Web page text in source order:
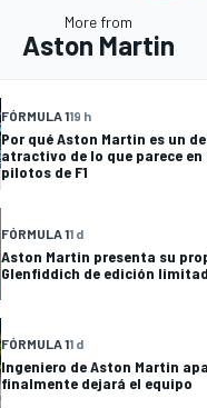
More from
Aston Martin
FÓRMULA 119 h
Por qué Aston Martin es un
atractivo de lo que parece en
pilotos de F1
FÓRMULA 11 d
Aston Martin presenta su
Glenfiddich de edición
FÓRMULA 11 d
Ingeniero de Aston Martin
finalmente dejará el equipo